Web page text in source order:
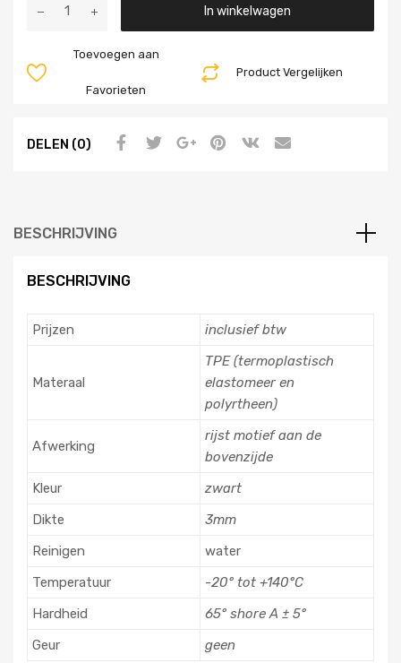
In winkelwagen
Product Vergelijken
Toevoegen aan
Favorieten
DELEN (0)
BESCHRIJVING
BESCHRIJVING
Prijzen inclusief btw
Materaal
TPE (termoplastisch
elastomeer en
polyrtheen)
Afwerking
rijst motief aan de
bovenzijde
Kleur
zwart
Dikte
3mm
Reinigen
water
Temperatuur
-20° tot +140°C
Hardheid
65° shore A ± 5°
Geur
geen